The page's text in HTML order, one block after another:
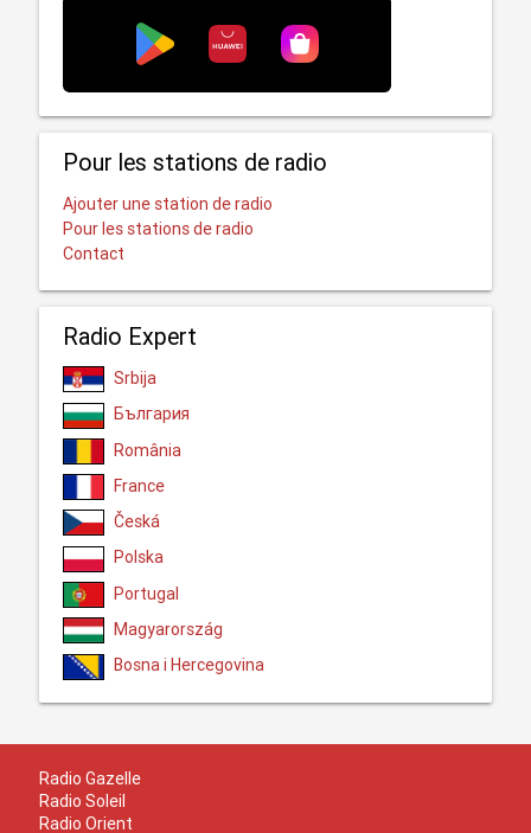
Pour les stations de radio
Ajouter une station de radio
Pour les stations de radio
Contact
Radio Expert
Srbija
България
România
France
Česká
Polska
Portugal
Magyarország
Bosna i Hercegovina
Radio Gazelle
Radio Soleil
Radio Orient